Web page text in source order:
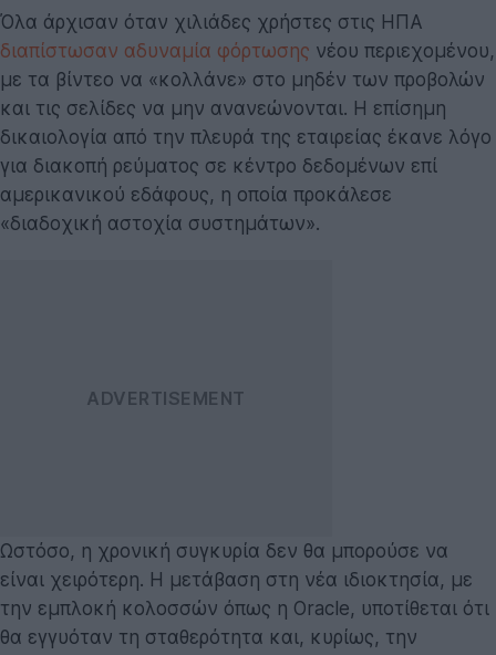
Όλα άρχισαν όταν χιλιάδες χρήστες στις ΗΠΑ
διαπίστωσαν αδυναμία φόρτωσης νέου περιεχομένου,
με τα βίντεο να «κολλάνε» στο μηδέν των προβολών
και τις σελίδες να μην ανανεώνονται. Η επίσημη
δικαιολογία από την πλευρά της εταιρείας έκανε λόγο
για διακοπή ρεύματος σε κέντρο δεδομένων επί
αμερικανικού εδάφους, η οποία προκάλεσε
«διαδοχική αστοχία συστημάτων».
Ωστόσο, η χρονική συγκυρία δεν θα μπορούσε να
είναι χειρότερη. Η μετάβαση στη νέα ιδιοκτησία, με
την εμπλοκή κολοσσών όπως η Oracle, υποτίθεται ότι
θα εγγυόταν τη σταθερότητα και, κυρίως, την